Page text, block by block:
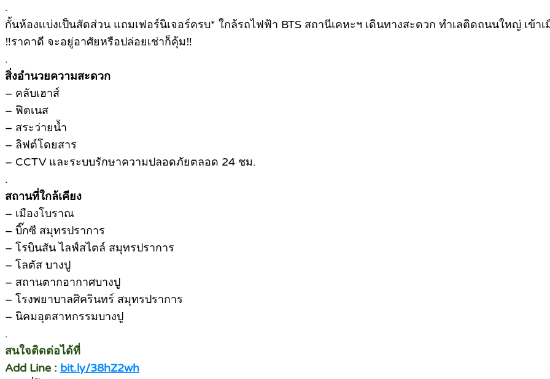
.
กั้นห้องเเบ่งเป็นสัดส่วน แถมเฟอร์นิเจอร์ครบ* ใกล้รถไฟฟ้า BTS สถานีเคหะฯ เดินทางสะดวก ทำเลติดถนนใหญ่ เข้าเ
‼ราคาดี จะอยู่อาศัยหรือปล่อยเช่าก็คุ้ม‼
.
สิ่งอำนวยความสะดวก
– คลับเฮาส์
– ฟิตเนส
– สระว่ายน้ำ
– ลิฟต์โดยสาร
– CCTV และระบบรักษาความปลอดภัยตลอด 24 ชม.
.
สถานที่ใกล้เคียง
– เมืองโบราณ
– บิ๊กซี สมุทรปราการ
– โรบินสัน ไลฟ์สไตล์ สมุทรปราการ
– โลตัส บางปู
– สถานตากอากาศบางปู
– โรงพยาบาลศิครินทร์ สมุทรปราการ
– นิคมอุตสาหกรรมบางปู
.
สนใจติดต่อได้ที่
Add Line : bit.ly/38hZ2wh